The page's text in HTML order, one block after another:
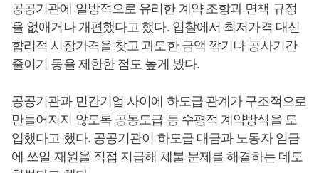
공공기관에 일방적으로 유리한 계약 조항과 면책 규정
을 없애거나 개편했다고 했다. 입찰에서 최저가격 대신
합리적 시장가격을 찾고 과도한 금액 깎기나 공사기간
줄이기 등을 제한한 점도 높게 봤다.
공공기관과 민간기업 사이에 하도급 관계가 구조적으로
만들어지지 않도록 공동도급 등 수평적 계약방식을 도
입했다고 했다. 공공기관이 하도급 대금과 노동자 임금
에 쓰일 재원을 직접 지급해 체불 문제를 해결하는 데도